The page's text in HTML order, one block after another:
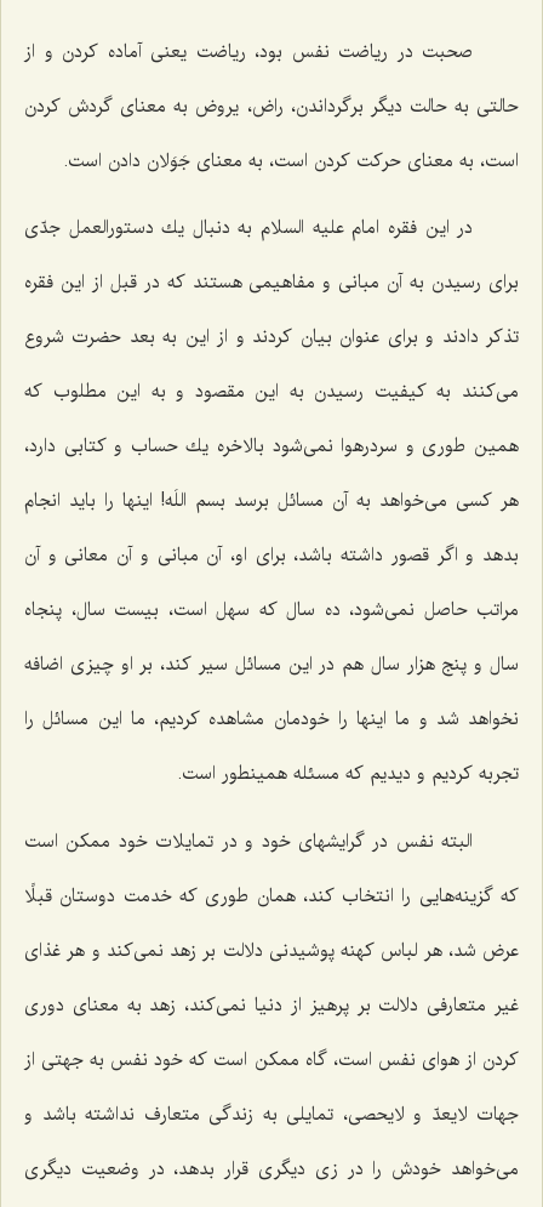
صحبت در ریاضت نفس بود، ریاضت یعنی آماده كردن و از
حالتی به حالت دیگر برگرداندن، راض، یروض به معنای گردش كردن
است، به معنای حركت كردن است، به معنای جَوَلان دادن است.
در این فقره امام علیه السلام به دنبال یك دستورالعمل جدّی
برای رسیدن به آن مبانی و مفاهیمی هستند كه در قبل از این فقره
تذكر دادند و برای عنوان بیان كردند و از این به بعد حضرت شروع
می‌كنند به كیفیت رسیدن به این مقصود و به این مطلوب كه
همین طوری و سردرهوا نمی‌شود بالاخره یك حساب و كتابی دارد،
هر كسی می‌خواهد به آن مسائل برسد بسم اللَه! اینها را باید انجام
بدهد و اگر قصور داشته باشد، برای او، آن مبانی و آن معانی و آن
مراتب حاصل نمی‌شود، ده سال كه سهل است، بیست سال، پنجاه
سال و پنج هزار سال هم در این مسائل سیر كند، بر او چیزی اضافه
نخواهد شد و ما اینها را خودمان مشاهده كردیم، ما این مسائل را
تجربه كردیم و دیدیم كه مسئله همینطور است.
البته نفس در گرایشهای خود و در تمایلات خود ممكن است
كه گزینه‌هایی را انتخاب كند، همان طوری كه خدمت دوستان قبلًا
عرض شد، هر لباس كهنه پوشیدنی دلالت بر زهد نمی‌كند و هر غذای
غیر متعارفی دلالت بر پرهیز از دنیا نمی‌كند، زهد به معنای دوری
كردن از هوای نفس است، گاه ممكن است كه خود نفس به جهتی از
جهات لایعدّ و لایحصی، تمایلی به زندگی متعارف نداشته باشد و
می‌خواهد خودش را در زی دیگری قرار بدهد، در وضعیت دیگری